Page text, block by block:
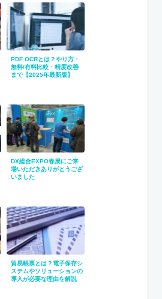
PDF OCRとは？やり方・
無料/有料比較・精度改善
まで【2025年最新版】
DX総合EXPO春展にご来
場いただきありがとうござ
いました
貿易帳票とは？電子保存シ
ステムやソリューションの
導入が必要な理由を解説